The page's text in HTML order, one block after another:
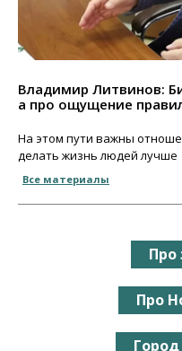
Владимир Литвинов:
а про ощущение
На этом пути важны
делать жизнь людей лучше
Все материалы
Про
Про